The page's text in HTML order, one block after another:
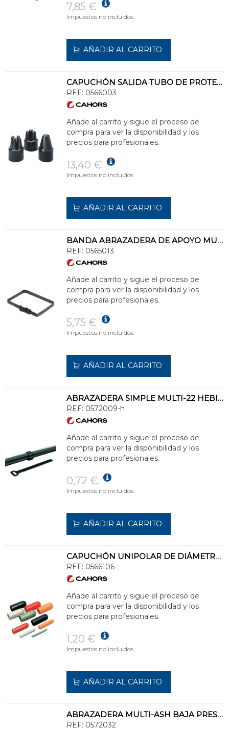
7,85 €
Impuestos no incluidos.
AÑADIR AL CARRITO
CAPUCHÓN SALIDA TUBO DE PROTECCIÓN CP90/4
REF: 0566003
Añade al carrito y sigue el proceso de
compra para ver la disponibilidad y los
precios para profesionales.
13,40 €
Impuestos no incluidos.
AÑADIR AL CARRITO
BANDA ABRAZADERA DE APOYO MULTI MAX LONGITUD 950mm
REF: 0565013
Añade al carrito y sigue el proceso de
compra para ver la disponibilidad y los
precios para profesionales.
5,75 €
Impuestos no incluidos.
AÑADIR AL CARRITO
ABRAZADERA SIMPLE MULTI-22 HEBILLA CON FIADOR
REF: 0572009-h
Añade al carrito y sigue el proceso de
compra para ver la disponibilidad y los
precios para profesionales.
0,72 €
Impuestos no incluidos.
AÑADIR AL CARRITO
CAPUCHÓN UNIPOLAR DE DIÁMETRO 6
REF: 0566106
Añade al carrito y sigue el proceso de
compra para ver la disponibilidad y los
precios para profesionales.
1,20 €
Impuestos no incluidos.
AÑADIR AL CARRITO
ABRAZADERA MULTI-ASH BAJA PRESION DIÁMETRO 225
REF: 0572032